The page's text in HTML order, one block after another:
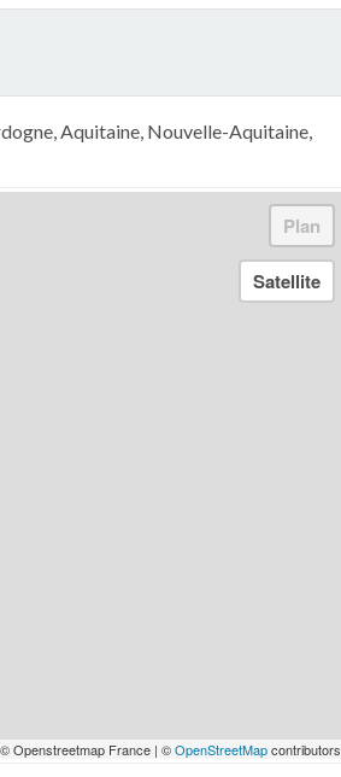
Aquitaine, Nouvelle-Aquitaine,
Openstreetmap France | ©OpenStreetMapcontributors